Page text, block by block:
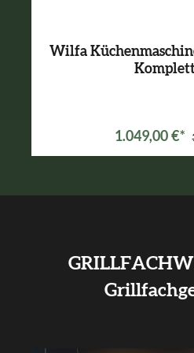
Wilfa
1.049,00 €*